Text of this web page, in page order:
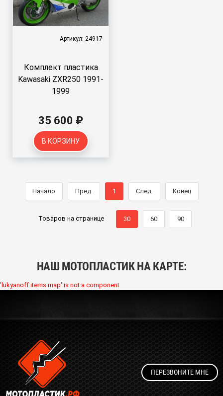
Артикул: 24917
Комплект пластика
Kawasaki ZXR250 1991-
1999
35 600 ₽
В КОРЗИНУ
Начало Пред. 1 След. Конец
Товаров на странице 30 60 90
НАШ МОТОПЛАСТИК НА КАРТЕ:
'lukyanoff:items.map' is not a component
ПЕРЕЗВОНИТЕ МНЕ